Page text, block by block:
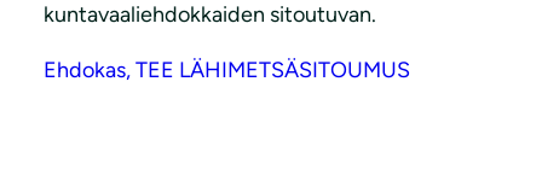
kuntavaaliehdokkaiden sitoutuvan.
Ehdokas, TEE LÄHIMETSÄSITOUMUS